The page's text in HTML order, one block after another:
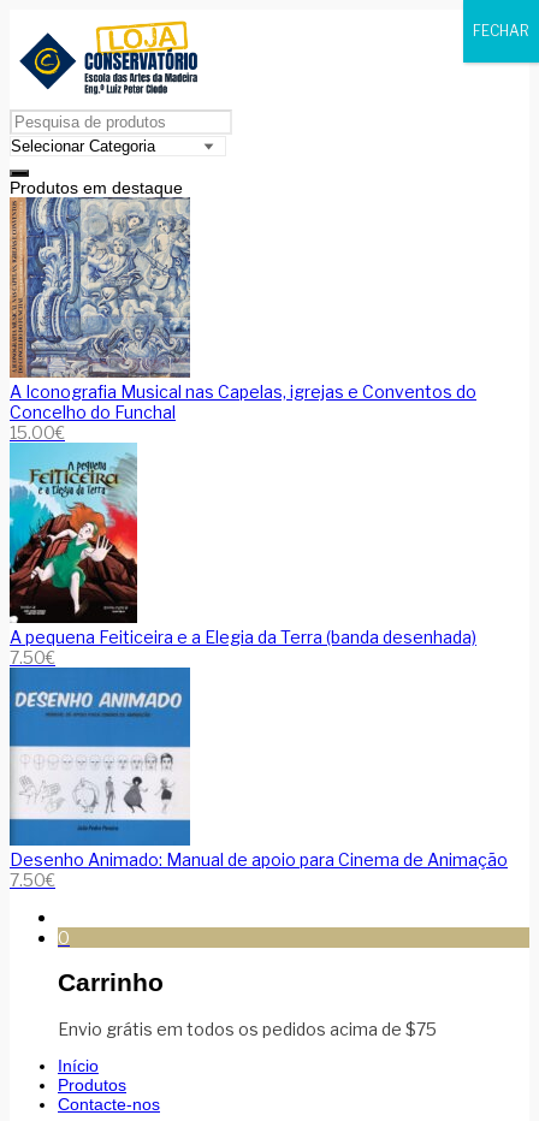
Produtos em destaque
A Iconografia Musical nas Capelas, igrejas e Conventos do
Concelho do Funchal
15.00€
A pequena Feiticeira e a Elegia da Terra (banda desenhada)
7.50€
Desenho Animado: Manual de apoio para Cinema de Animação
7.50€
0
Carrinho
Envio grátis em todos os pedidos acima de $75
Início
Produtos
Contacte-nos
FECHAR